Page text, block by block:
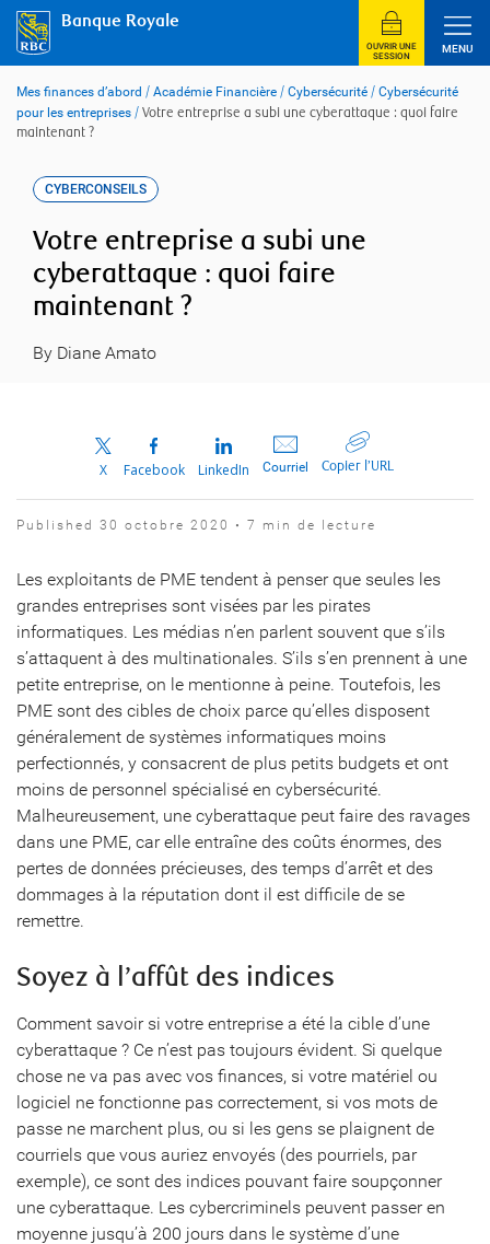
content
Banque Royale
OUVRIR UNE
SESSION
MENU
Mes finances d’abord / Académie Financière / Cybersécurité / Cybersécurité
pour les entreprises / Votre entreprise a subi une cyberattaque : quoi faire
maintenant ?
CYBERCONSEILS
Votre entreprise a subi une
cyberattaque : quoi faire
maintenant ?
By Diane Amato
X Facebook LinkedIn Courriel Copier l’URL
Published 30 octobre 2020 • 7 min de lecture
Les exploitants de PME tendent à penser que seules les
grandes entreprises sont visées par les pirates
informatiques. Les médias n’en parlent souvent que s’ils
s’attaquent à des multinationales. S’ils s’en prennent à une
petite entreprise, on le mentionne à peine. Toutefois, les
PME sont des cibles de choix parce qu’elles disposent
généralement de systèmes informatiques moins
perfectionnés, y consacrent de plus petits budgets et ont
moins de personnel spécialisé en cybersécurité.
Malheureusement, une cyberattaque peut faire des ravages
dans une PME, car elle entraîne des coûts énormes, des
pertes de données précieuses, des temps d’arrêt et des
dommages à la réputation dont il est difficile de se
remettre.
Soyez à l’affût des indices
Comment savoir si votre entreprise a été la cible d’une
cyberattaque ? Ce n’est pas toujours évident. Si quelque
chose ne va pas avec vos finances, si votre matériel ou
logiciel ne fonctionne pas correctement, si vos mots de
passe ne marchent plus, ou si les gens se plaignent de
courriels que vous auriez envoyés (des pourriels, par
exemple), ce sont des indices pouvant faire soupçonner
une cyberattaque. Les cybercriminels peuvent passer en
moyenne jusqu’à 200 jours dans le système d’une